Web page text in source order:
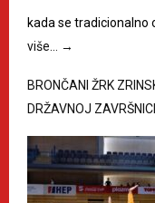
kada se tradicionalno
više…
→
BRONČANI ŽRK
DRŽAVNOJ ZAVRŠNICI